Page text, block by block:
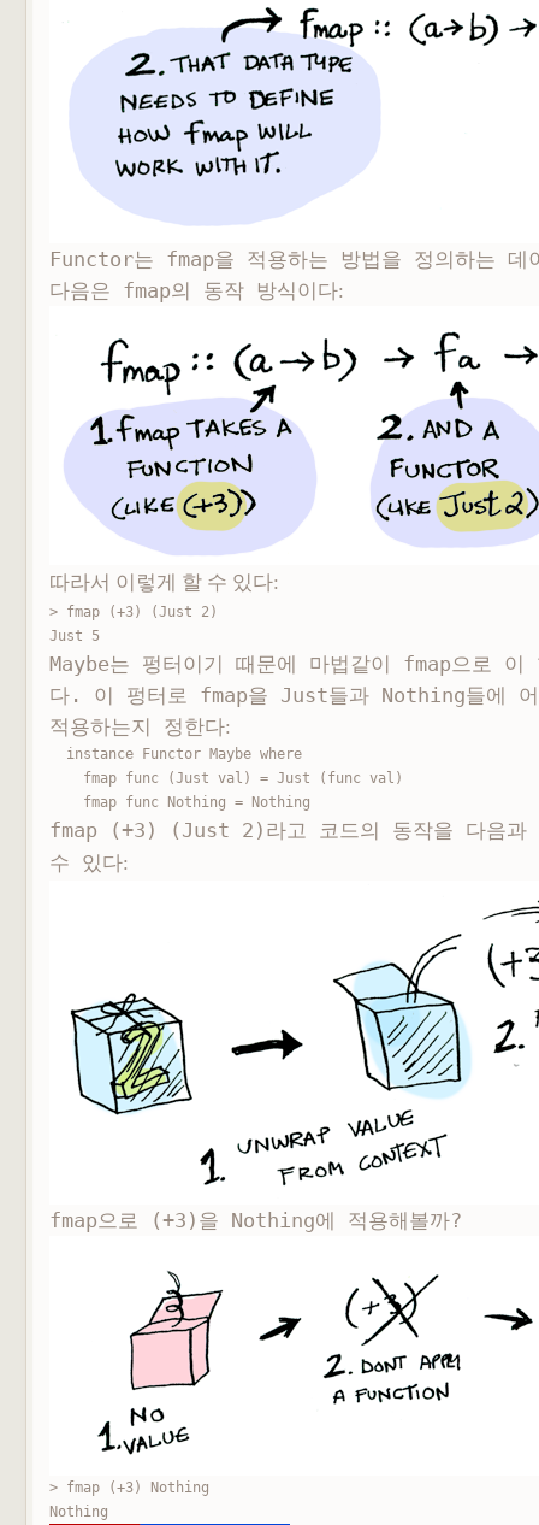
Functor는 fmap을 적용하는 방법을 정의하는 데
다음은 fmap의 동작 방식이다:
따라서 이렇게 할 수 있다:
> fmap (+3) (Just 2)
Just 5
Maybe는 펑터이기 때문에 마법같이 fmap으로 이
다. 이 펑터로 fmap을 Just들과 Nothing들에 어
적용하는지 정한다:
instance Functor Maybe where
    fmap func (Just val) = Just (func val)
    fmap func Nothing = Nothing
fmap (+3) (Just 2)라고 코드의 동작을 다음과
수 있다:
fmap으로 (+3)을 Nothing에 적용해볼까?
> fmap (+3) Nothing
Nothing